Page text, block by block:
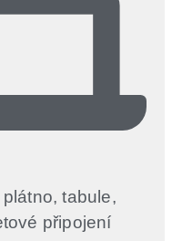
tabule,
připojení